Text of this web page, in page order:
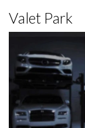
Valet Park